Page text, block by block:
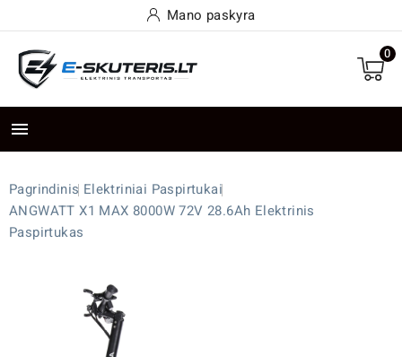
Mano paskyra
0

Pagrindinis Elektriniai Paspirtukai
ANGWATT X1 MAX 8000W 72V 28.6Ah Elektrinis
Paspirtukas